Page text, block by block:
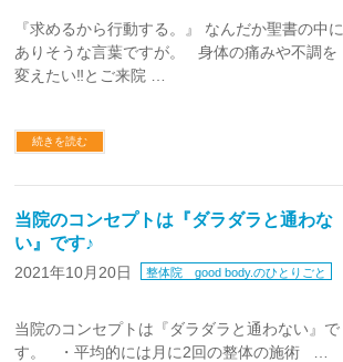
『求めるから行動する。』 なんだか聖書の中に
ありそうな言葉ですが。 身体の痛みや不調を
変えたい‼︎とご来院 …
続きを読む
当院のコンセプトは『ダラダラと通わな
い』です♪
2021年10月20日 整体院 good body.のひとりごと
当院のコンセプトは『ダラダラと通わない』で
す。 ・平均的には月に2回の整体の施術 …